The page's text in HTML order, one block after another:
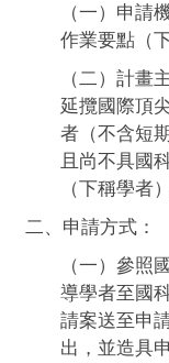
（一）申請
作業要點（
（二）計畫
延攬國際頂
者（不含短
且尚不具國
（下稱學者）
二、申請方式：
（一）參照
導學者至國
請案送至申
出，並造具